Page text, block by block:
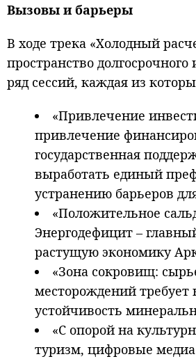
Вызовы и барьеры
В ходе трека «Холодный
пространство
ряд сессий, каждая из
«Привлечение
привлечение
государственная
выработать единый
устранению барьеров
«Положительное
Энергодефицит –
растущую экономику
«Зона сокровищ:
месторождений требует
устойчивость
«С опорой на
туризм, цифровые